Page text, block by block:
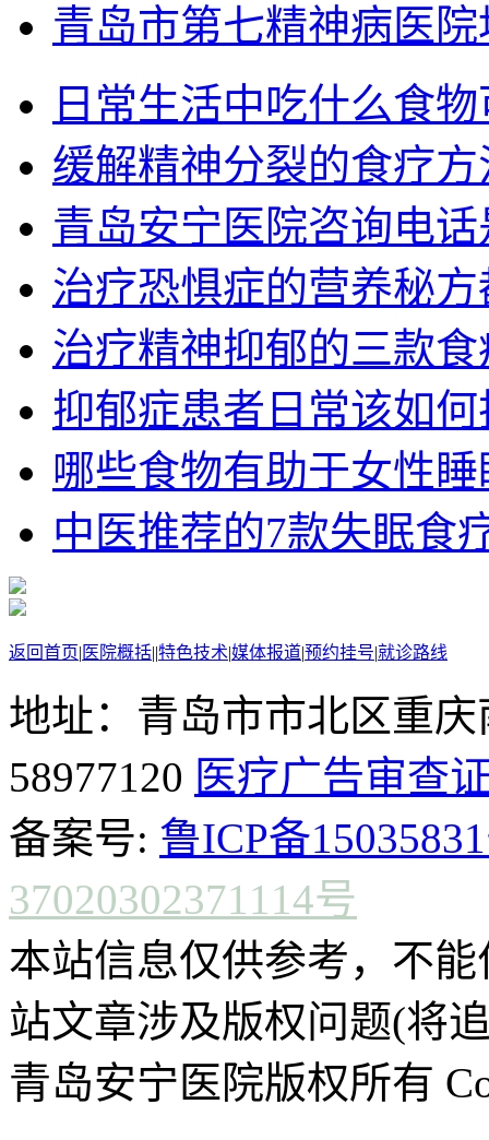
青岛市第七精神病医院
日常生活中吃什么食
缓解精神分裂的食疗
青岛安宁医院咨询电
治疗恐惧症的营养秘
治疗精神抑郁的三款
抑郁症患者日常该如
哪些食物有助于女性睡
中医推荐的7款失眠食
返回首页| 医院概括||特色技术|媒体报道|预约挂号|就诊路线
地址：青岛市市北区重
58977120 医疗广告审查
备案号: 鲁ICP备
37020302371114号
本站信息仅供参考，不
站文章涉及版权问题(将
青岛安宁医院版权所有